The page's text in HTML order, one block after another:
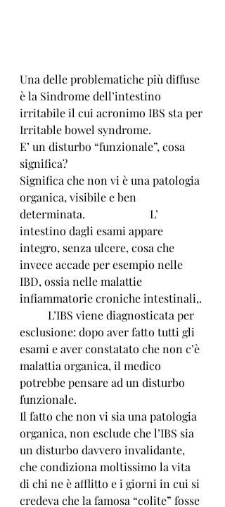
Una delle problematiche più diffuse
è la Sindrome dell’intestino
irritabile il cui acronimo IBS sta per
Irritable bowel syndrome.
E’ un disturbo “funzionale”, cosa
significa?
Significa che non vi è una patologia
organica, visibile e ben
determinata.                       L’
intestino dagli esami appare
integro, senza ulcere, cosa che
invece accade per esempio nelle
IBD, ossia nelle malattie
infiammatorie croniche intestinali,.
          L’IBS viene diagnosticata per
esclusione: dopo aver fatto tutti gli
esami e aver constatato che non c’è
malattia organica, il medico
potrebbe pensare ad un disturbo
funzionale.
Il fatto che non vi sia una patologia
organica, non esclude che l’IBS sia
un disturbo davvero invalidante,
che condiziona moltissimo la vita
di chi ne è afflitto e i giorni in cui si
credeva che la famosa “colite” fosse